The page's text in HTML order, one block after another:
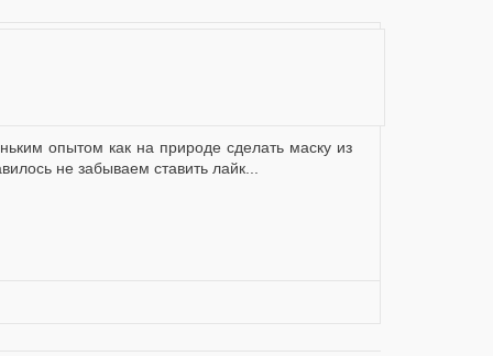
не забываем ставить лайк...